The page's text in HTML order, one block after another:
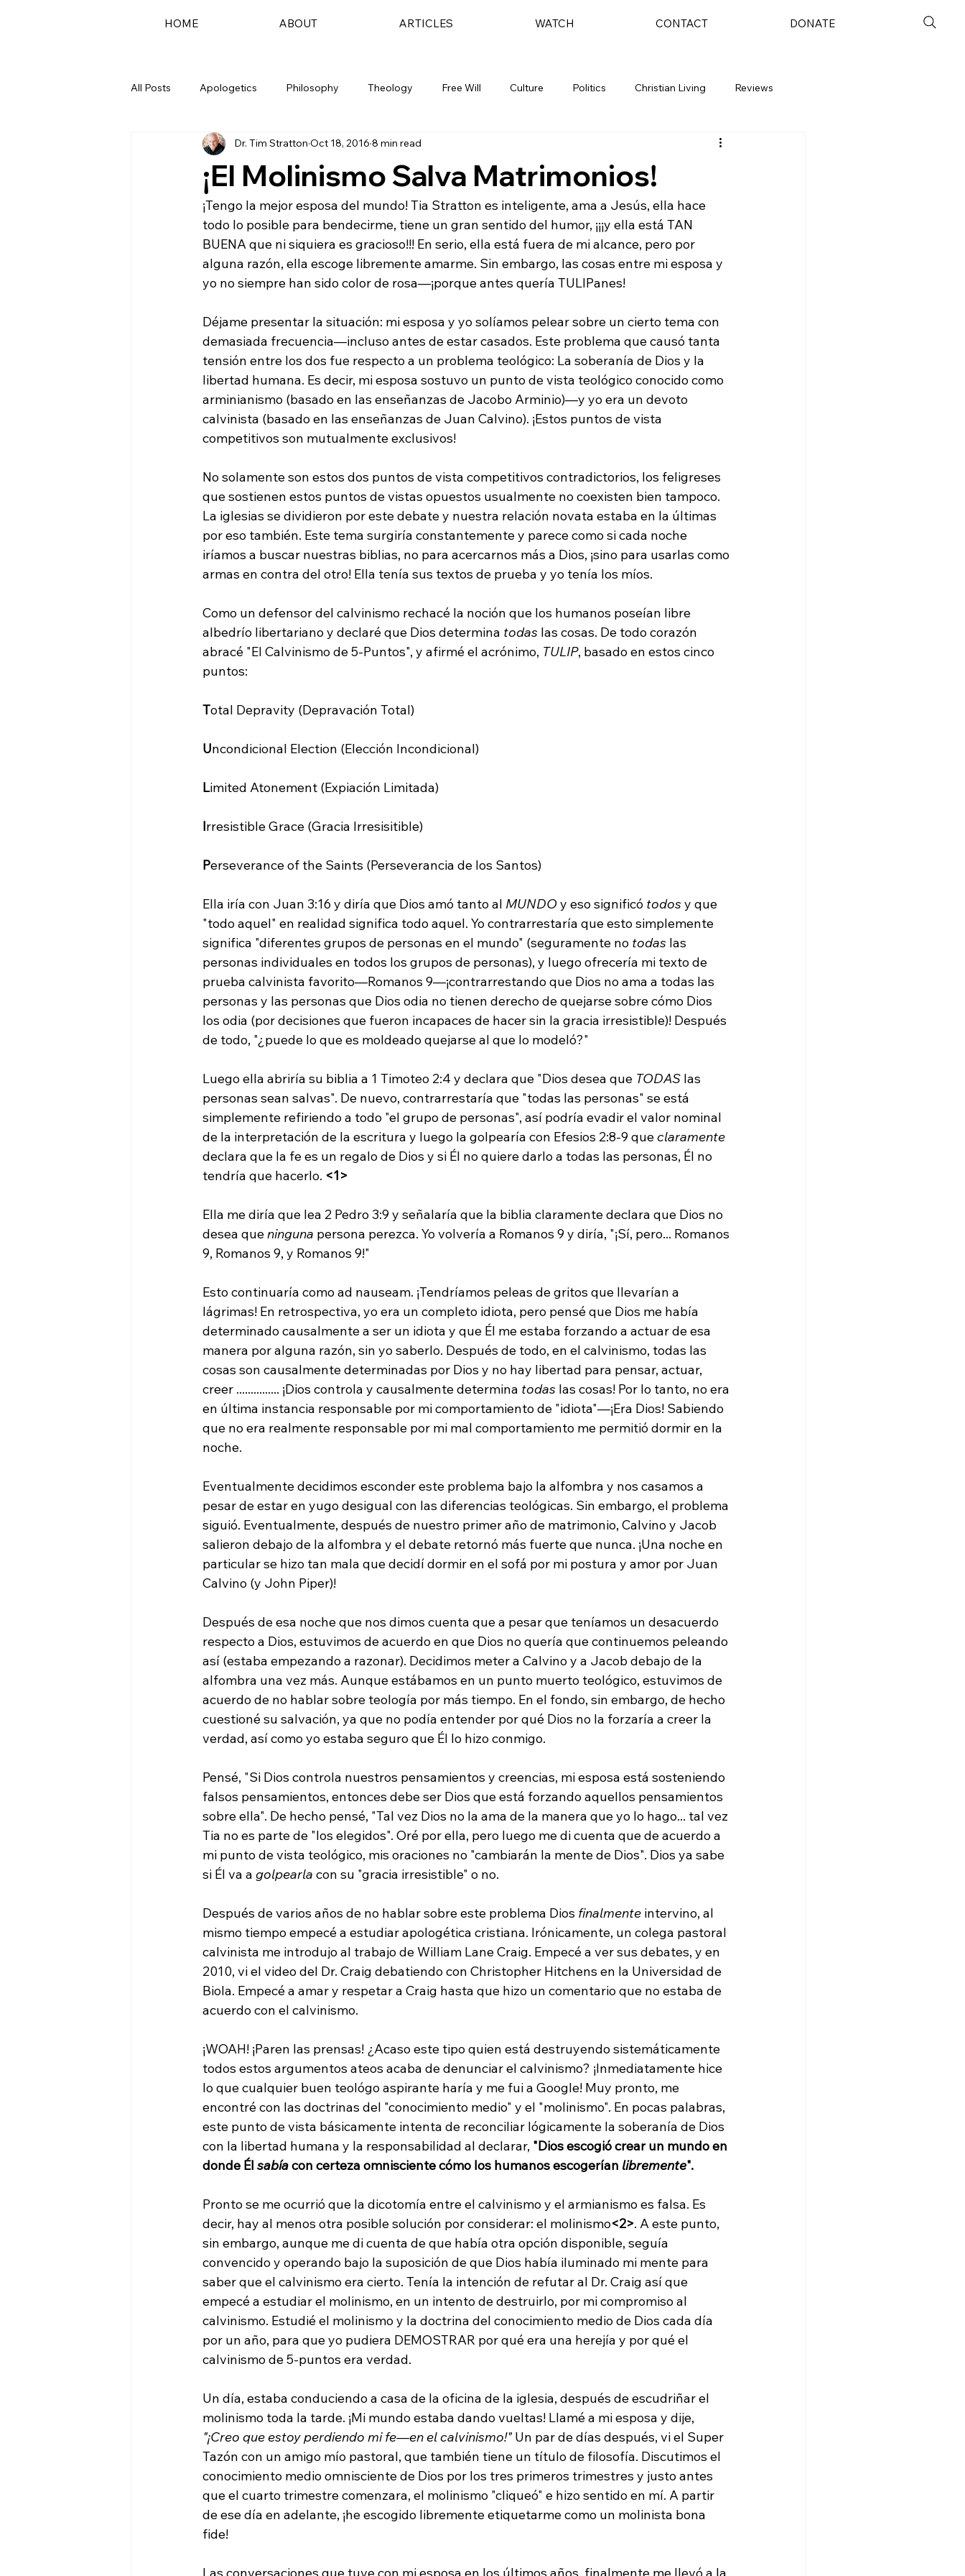
HOME ABOUT ARTICLES WATCH CONTACT DONATE
All Posts Apologetics Philosophy Theology Free Will Culture Politics Christian Living Reviews
¡El Molinismo Salva Matrimonios!
Dr. Tim Stratton Oct 18, 2016 8 min read
¡Tengo la mejor esposa del mundo! Tia Stratton es inteligente, ama a Jesús, ella hace
todo lo posible para bendecirme, tiene un gran sentido del humor, ¡¡¡y ella está TAN
BUENA que ni siquiera es gracioso!!! En serio, ella está fuera de mi alcance, pero por
alguna razón, ella escoge libremente amarme. Sin embargo, las cosas entre mi esposa y
yo no siempre han sido color de rosa—¡porque antes quería TULIPanes!
Déjame presentar la situación: mi esposa y yo solíamos pelear sobre un cierto tema con
demasiada frecuencia—incluso antes de estar casados. Este problema que causó tanta
tensión entre los dos fue respecto a un problema teológico: La soberanía de Dios y la
libertad humana. Es decir, mi esposa sostuvo un punto de vista teológico conocido como
arminianismo (basado en las enseñanzas de Jacobo Arminio)—y yo era un devoto
calvinista (basado en las enseñanzas de Juan Calvino). ¡Estos puntos de vista
competitivos son mutualmente exclusivos!
No solamente son estos dos puntos de vista competitivos contradictorios, los feligreses
que sostienen estos puntos de vistas opuestos usualmente no coexisten bien tampoco.
La iglesias se dividieron por este debate y nuestra relación novata estaba en la últimas
por eso también. Este tema surgiría constantemente y parece como si cada noche
iríamos a buscar nuestras biblias, no para acercarnos más a Dios, ¡sino para usarlas como
armas en contra del otro! Ella tenía sus textos de prueba y yo tenía los míos.
Como un defensor del calvinismo rechacé la noción que los humanos poseían libre
albedrío libertariano y declaré que Dios determina todas las cosas. De todo corazón
abracé "El Calvinismo de 5-Puntos", y afirmé el acrónimo, TULIP, basado en estos cinco
puntos:
Total Depravity (Depravación Total)
Uncondicional Election (Elección Incondicional)
Limited Atonement (Expiación Limitada)
Irresistible Grace (Gracia Irresisitible)
Perseverance of the Saints (Perseverancia de los Santos)
Ella iría con Juan 3:16 y diría que Dios amó tanto al MUNDO y eso significó todos y que
"todo aquel" en realidad significa todo aquel. Yo contrarrestaría que esto simplemente
significa "diferentes grupos de personas en el mundo" (seguramente no todas las
personas individuales en todos los grupos de personas), y luego ofrecería mi texto de
prueba calvinista favorito—Romanos 9—¡contrarrestando que Dios no ama a todas las
personas y las personas que Dios odia no tienen derecho de quejarse sobre cómo Dios
los odia (por decisiones que fueron incapaces de hacer sin la gracia irresistible)! Después
de todo, "¿puede lo que es moldeado quejarse al que lo modeló?"
Luego ella abriría su biblia a 1 Timoteo 2:4 y declara que "Dios desea que TODAS las
personas sean salvas". De nuevo, contrarrestaría que "todas las personas" se está
simplemente refiriendo a todo "el grupo de personas", así podría evadir el valor nominal
de la interpretación de la escritura y luego la golpearía con Efesios 2:8-9 que claramente
declara que la fe es un regalo de Dios y si Él no quiere darlo a todas las personas, Él no
tendría que hacerlo. <1>
Ella me diría que lea 2 Pedro 3:9 y señalaría que la biblia claramente declara que Dios no
desea que ninguna persona perezca. Yo volvería a Romanos 9 y diría, "¡Sí, pero... Romanos
9, Romanos 9, y Romanos 9!"
Esto continuaría como ad nauseam. ¡Tendríamos peleas de gritos que llevarían a
lágrimas! En retrospectiva, yo era un completo idiota, pero pensé que Dios me había
determinado causalmente a ser un idiota y que Él me estaba forzando a actuar de esa
manera por alguna razón, sin yo saberlo. Después de todo, en el calvinismo, todas las
cosas son causalmente determinadas por Dios y no hay libertad para pensar, actuar,
creer ............... ¡Dios controla y causalmente determina todas las cosas! Por lo tanto, no era
en última instancia responsable por mi comportamiento de "idiota"—¡Era Dios! Sabiendo
que no era realmente responsable por mi mal comportamiento me permitió dormir en la
noche.
Eventualmente decidimos esconder este problema bajo la alfombra y nos casamos a
pesar de estar en yugo desigual con las diferencias teológicas. Sin embargo, el problema
siguió. Eventualmente, después de nuestro primer año de matrimonio, Calvino y Jacob
salieron debajo de la alfombra y el debate retornó más fuerte que nunca. ¡Una noche en
particular se hizo tan mala que decidí dormir en el sofá por mi postura y amor por Juan
Calvino (y John Piper)!
Después de esa noche que nos dimos cuenta que a pesar que teníamos un desacuerdo
respecto a Dios, estuvimos de acuerdo en que Dios no quería que continuemos peleando
así (estaba empezando a razonar). Decidimos meter a Calvino y a Jacob debajo de la
alfombra una vez más. Aunque estábamos en un punto muerto teológico, estuvimos de
acuerdo de no hablar sobre teología por más tiempo. En el fondo, sin embargo, de hecho
cuestioné su salvación, ya que no podía entender por qué Dios no la forzaría a creer la
verdad, así como yo estaba seguro que Él lo hizo conmigo.
Pensé, "Si Dios controla nuestros pensamientos y creencias, mi esposa está sosteniendo
falsos pensamientos, entonces debe ser Dios que está forzando aquellos pensamientos
sobre ella". De hecho pensé, "Tal vez Dios no la ama de la manera que yo lo hago... tal vez
Tia no es parte de "los elegidos". Oré por ella, pero luego me di cuenta que de acuerdo a
mi punto de vista teológico, mis oraciones no "cambiarán la mente de Dios". Dios ya sabe
si Él va a golpearla con su "gracia irresistible" o no.
Después de varios años de no hablar sobre este problema Dios finalmente intervino, al
mismo tiempo empecé a estudiar apologética cristiana. Irónicamente, un colega pastoral
calvinista me introdujo al trabajo de William Lane Craig. Empecé a ver sus debates, y en
2010, vi el video del Dr. Craig debatiendo con Christopher Hitchens en la Universidad de
Biola. Empecé a amar y respetar a Craig hasta que hizo un comentario que no estaba de
acuerdo con el calvinismo.
¡WOAH! ¡Paren las prensas! ¿Acaso este tipo quien está destruyendo sistemáticamente
todos estos argumentos ateos acaba de denunciar el calvinismo? ¡Inmediatamente hice
lo que cualquier buen teológo aspirante haría y me fui a Google! Muy pronto, me
encontré con las doctrinas del "conocimiento medio" y el "molinismo". En pocas palabras,
este punto de vista básicamente intenta de reconciliar lógicamente la soberanía de Dios
con la libertad humana y la responsabilidad al declarar, "Dios escogió crear un mundo en
donde Él sabía con certeza omnisciente cómo los humanos escogerían libremente".
Pronto se me ocurrió que la dicotomía entre el calvinismo y el armianismo es falsa. Es
decir, hay al menos otra posible solución por considerar: el molinismo<2>. A este punto,
sin embargo, aunque me di cuenta de que había otra opción disponible, seguía
convencido y operando bajo la suposición de que Dios había iluminado mi mente para
saber que el calvinismo era cierto. Tenía la intención de refutar al Dr. Craig así que
empecé a estudiar el molinismo, en un intento de destruirlo, por mi compromiso al
calvinismo. Estudié el molinismo y la doctrina del conocimiento medio de Dios cada día
por un año, para que yo pudiera DEMOSTRAR por qué era una herejía y por qué el
calvinismo de 5-puntos era verdad.
Un día, estaba conduciendo a casa de la oficina de la iglesia, después de escudriñar el
molinismo toda la tarde. ¡Mi mundo estaba dando vueltas! Llamé a mi esposa y dije,
"¡Creo que estoy perdiendo mi fe—en el calvinismo!" Un par de días después, vi el Super
Tazón con un amigo mío pastoral, que también tiene un título de filosofía. Discutimos el
conocimiento medio omnisciente de Dios por los tres primeros trimestres y justo antes
que el cuarto trimestre comenzara, el molinismo "cliqueó" e hizo sentido en mí. A partir
de ese día en adelante, ¡he escogido libremente etiquetarme como un molinista bona
fide!
Las conversaciones que tuve con mi esposa en los últimos años, finalmente me llevó a la